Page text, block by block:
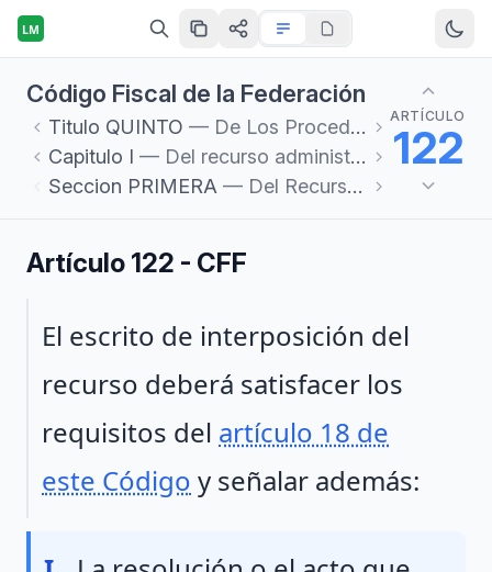
LM
Código Fiscal de la Federación
Titulo QUINTO — De Los Procedimientos Administrativos
Capitulo I — Del recurso administrativo
Seccion PRIMERA — Del Recurso de Revocación
ARTÍCULO
122
Artículo 122 - CFF
Párrafo 1
El escrito de interposición del
recurso deberá satisfacer los
requisitos del artículo 18 de
este Código y señalar además: